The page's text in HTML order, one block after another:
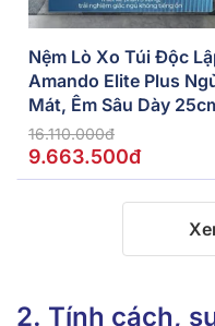
Nệm Lò Xo Túi Độc
Amando Elite Plus
Mát, Êm Sâu Dày
16.110.000đ
9.663.500đ
2. Tính cách,